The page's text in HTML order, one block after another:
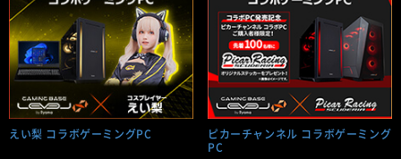
えい梨 コラボゲーミングPC
ピカーチャンネル コラボゲーミング
PC